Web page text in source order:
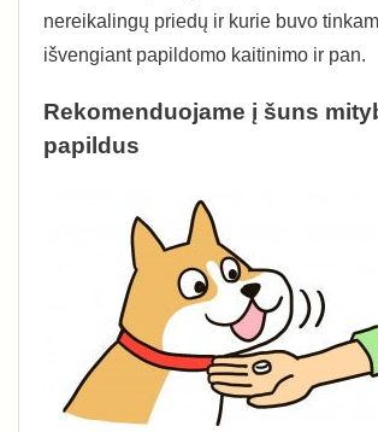
nereikalingų priedų ir kurie buvo
išvengiant papildomo kaitinimo ir pan.
Rekomenduojame į šuns
papildus